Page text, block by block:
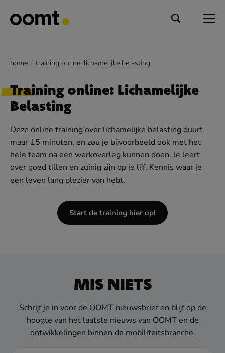
home training online: lichamelijke belasting
Training online: Lichamelijke
Belasting
Deze online training over lichamelijke belasting duurt
maar 15 minuten, en zou je bijvoorbeeld ook met het
hele team na een werkoverleg kunnen doen. Je leert
over goed tillen en zuinig zijn op je lijf. Kennis waar je
een leven lang plezier van hebt.
Start de training hier op!
MIS NIETS
Schrijf je in voor de OOMT nieuwsbrief en blijf op de
hoogte van het laatste nieuws van OOMT en de
ontwikkelingen binnen de mobiliteitsbranche.